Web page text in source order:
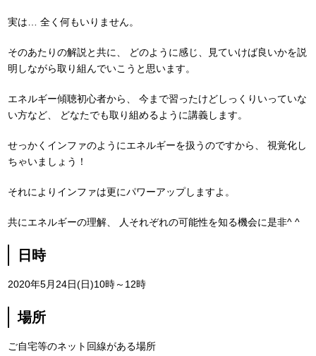
実は… 全く何もいりません。
そのあたりの解説と共に、
どのように感じ、見ていけば良いかを説
明しながら取り組んでいこうと思います。
エネルギー傾聴初心者から、
今まで習ったけどしっくりいっていな
い方など、
どなたでも取り組めるように講義します。
せっかくインファのようにエネルギーを扱うのですから、
視覚化し
ちゃいましょう！
それによりインファは更にパワーアップしますよ。
共にエネルギーの理解、 人それぞれの可能性を知る機会に是非^ ^
日時
2020年5月24日(日)10時～12時
場所
ご自宅等のネット回線がある場所